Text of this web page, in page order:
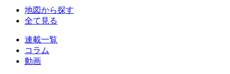
地図から探す
全て見る
連載一覧
コラム
動画